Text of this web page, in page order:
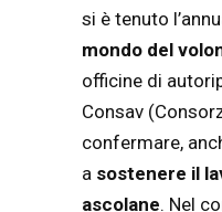
si è tenuto
mondo del
officine di
Consav
confermare,
a sostenere il
ascolane. Nel